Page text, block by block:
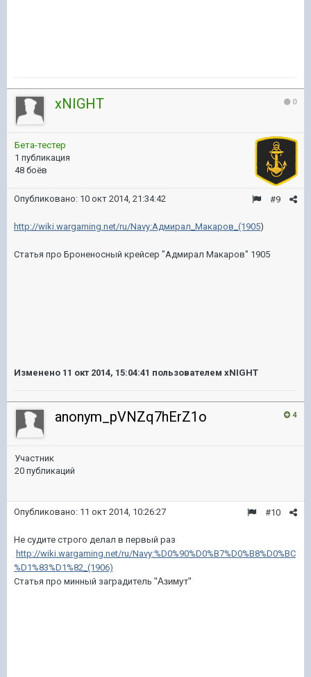
0
xNIGHT
Бета-тестер
1 публикация
48 боёв
#9
Опубликовано: 10 окт 2014, 21:34:42
http://wiki.wargaming.net/ru/Navy:Адмирал_Макаров_(1905)
Статья про Броненосный крейсер "Адмирал Макаров" 1905
Изменено 11 окт 2014, 15:04:41 пользователем xNIGHT
4
anonym_pVNZq7hErZ1o
Участник
20 публикаций
#10
Опубликовано: 11 окт 2014, 10:26:27
Не судите строго делал в первый раз
http://wiki.wargaming.net/ru/Navy:%D0%90%D0%B7%D0%B8%D0%BC
%D1%83%D1%82_(1906)
Статья про минный заградитель "Азимут"